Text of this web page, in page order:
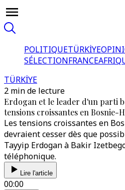
POLITIQUETÜRKİYE
SÉLECTIONFRANCE
TÜRKİYE
2 min de lecture
Erdogan et le leader d'un parti
tensions croissantes en Bosnie-
Les tensions croissantes en
devraient cesser dès que
Tayyip Erdogan à Bakir
téléphonique.
Lire l'article
00:00